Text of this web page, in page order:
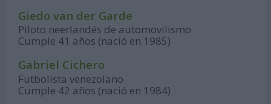
Giedo van der Garde
Piloto neerlandés de automovilismo
Cumple 41 años (nació en 1985)
Gabriel Cichero
Futbolista venezolano
Cumple 42 años (nació en 1984)